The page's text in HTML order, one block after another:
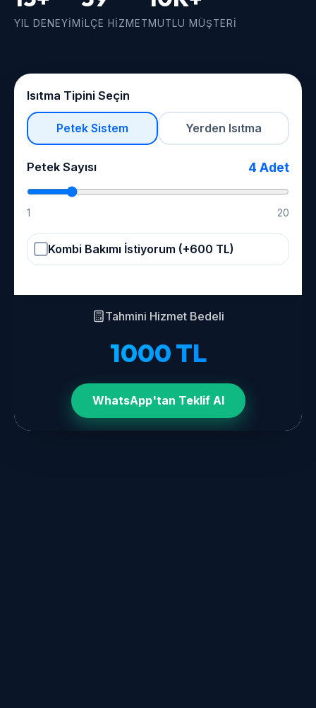
YIL DENEYIM İLÇE HIZMET MUTLU MÜŞTERI
Isıtma Tipini Seçin
Petek Sistem Yerden Isıtma
Petek Sayısı 4 Adet
1 20
Kombi Bakımı İstiyorum (+600 TL)
Tahmini Hizmet Bedeli
1000TL
WhatsApp'tan Teklif Al